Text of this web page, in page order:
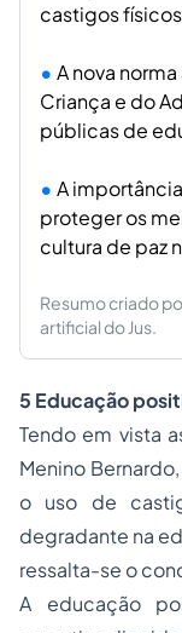
castigos
A nova
Criança e do
públicas de
A
proteger os
cultura de paz
Resumo criado
artificial do Jus.
5 Educação
Tendo em vista
Menino
o uso de
degradante na
ressalta-se o
A educação